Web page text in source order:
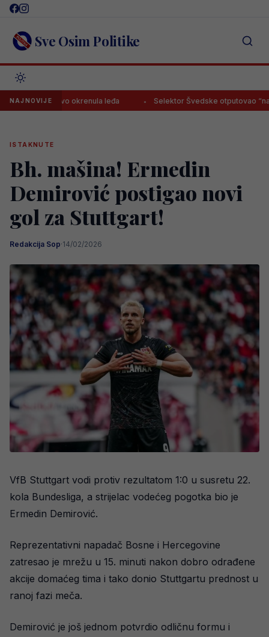
Skip
content Sve Osim Politike
NAJNOVIJE
ponovo okrenula leđa Selektor Švedske otputovao “na
ISTAKNUTE
Bh. mašina! Ermedin
Demirović postigao novi
gol za Stuttgart!
Redakcija Sop·14/02/2026
VfB Stuttgart vodi protiv rezultatom 1:0 u susretu 22.
kola Bundesliga, a strijelac vodećeg pogotka bio je
Ermedin Demirović.
Reprezentativni napadač Bosne i Hercegovine
zatresao je mrežu u 15. minuti nakon dobro odrađene
akcije domaćeg tima i tako donio Stuttgartu prednost u
ranoj fazi meča.
Demirović je još jednom potvrdio odličnu formu i